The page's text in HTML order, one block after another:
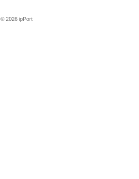
© 2026 ipPort